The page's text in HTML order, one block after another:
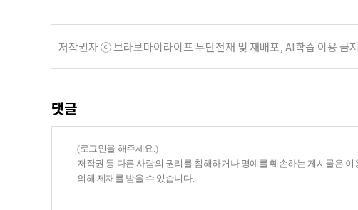
저작권자 ⓒ 브라보마이라이프 무단전재 및 재배포, AI학습 이용 금지
댓글